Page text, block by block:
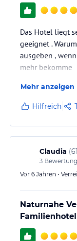
Das Hotel liegt
geeignet .
ausgeben ,
mehr bekomme
Mehr anzeigen
Hilfreich
Claudia (
3
Vor 6 Jahren •
Naturnahe
Familienhotel